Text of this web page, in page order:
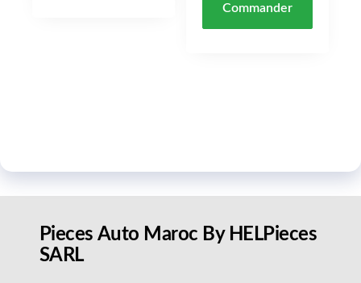
Commander
Pieces Auto Maroc By HELPieces
SARL